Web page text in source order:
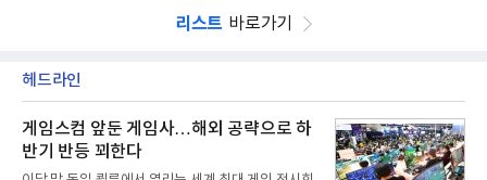
리스트 바로가기
헤드라인
게임스컴 앞둔 게임사…해외 공략으로 하
반기 반등 꾀한다